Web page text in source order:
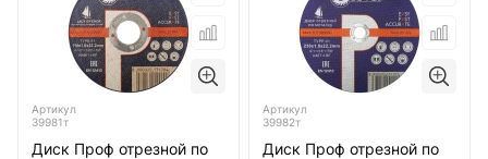
Артикул
39981т
Диск Проф отрезной по
Артикул
39982т
Диск Проф отрезной по